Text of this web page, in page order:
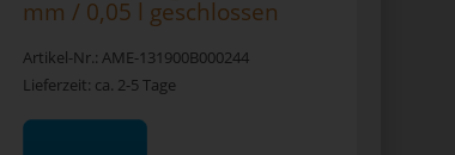
mm / 0,05 l geschlossen
Artikel-Nr.: AME-131900B000244
Lieferzeit: ca. 2-5 Tage